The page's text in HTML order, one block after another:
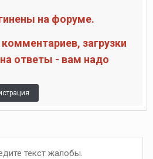
на форуме.
загрузки
ответы - вам надо
текст жалобы.